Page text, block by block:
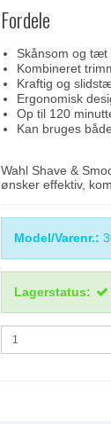
Fordele
Skånsom og tæt
Kombineret
Kraftig og
Ergonomisk
Op til 120
Kan bruges
Wahl Shave &
ønsker effektiv,
Model/Varenr.:
Lagerstatus: